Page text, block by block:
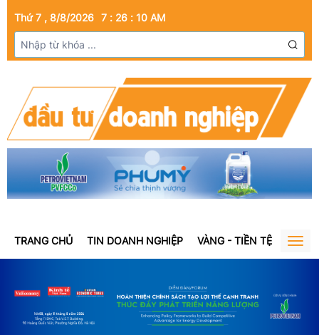
Thứ 7 , 8/8/2026 7 : 26 : 10 AM
TRANG CHỦ TIN DOANH NGHIỆP VÀNG - TIỀN TỆ BẤT